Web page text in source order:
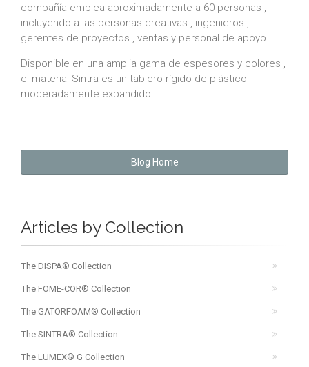
compañía emplea aproximadamente a 60 personas ,
incluyendo a las personas creativas , ingenieros ,
gerentes de proyectos , ventas y personal de apoyo.
Disponible en una amplia gama de espesores y colores ,
el material Sintra es un tablero rígido de plástico
moderadamente expandido.
Blog Home
Articles by Collection
The DISPA® Collection
The FOME-COR® Collection
The GATORFOAM® Collection
The SINTRA® Collection
The LUMEX® G Collection